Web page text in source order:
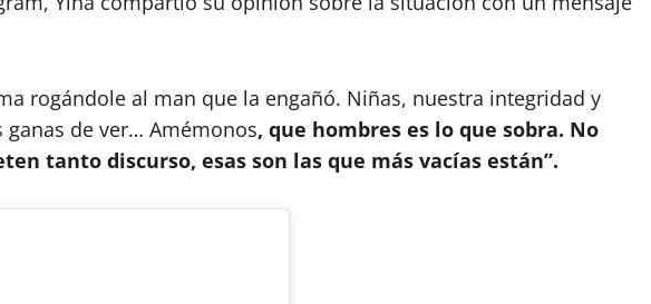
rogándole al man que la engañó. Niñas, nuestra integridad y
de ver… Amémonos, que hombres es lo que sobra. No
tanto discurso, esas son las que más vacías están”.